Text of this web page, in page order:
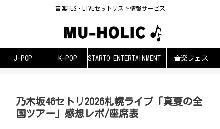
音楽FES・LIVEセットリスト情報サービス
J-POP K-POP STARTO ENTERTAINMENT 音楽フェス
乃木坂46セトリ2026札幌ライブ「真夏の全
国ツアー」感想レポ/座席表